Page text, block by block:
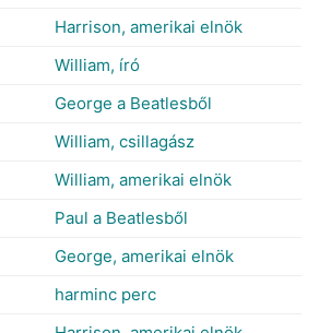
Harrison, amerikai elnök
William, író
George a Beatlesből
William, csillagász
William, amerikai elnök
Paul a Beatlesből
George, amerikai elnök
harminc perc